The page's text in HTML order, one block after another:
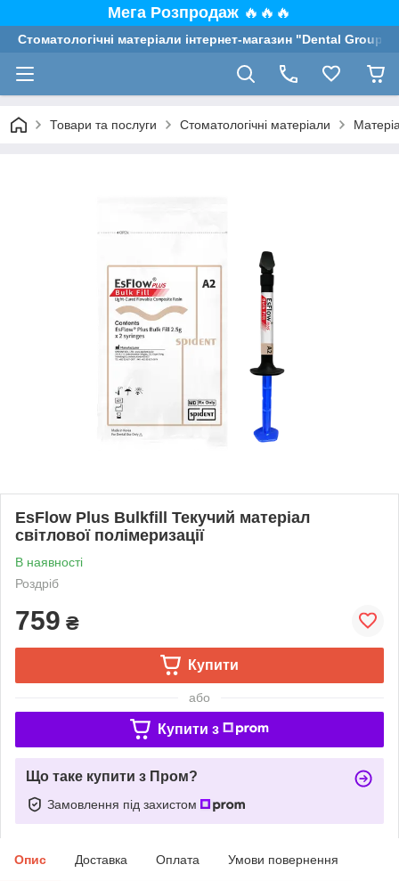
Мега Розпродаж 🔥🔥🔥
Стоматологічні матеріали інтернет-магазин "Dental Group"
Товари та послуги Стоматологічні матеріали
EsFlow Plus Bulkfill Текучий матеріал
світлової полімеризації
В наявності
Роздріб
759 ₴
Купити
або
Купити з
Що таке купити з Пром?
Замовлення під захистом
Опис Доставка Оплата Умови повернення